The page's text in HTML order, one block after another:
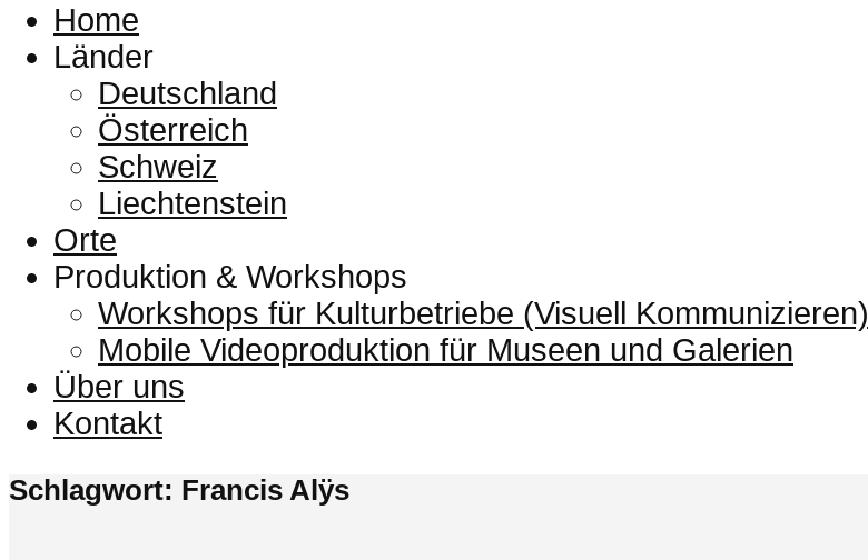
Home
Länder
Deutschland
Österreich
Schweiz
Liechtenstein
Orte
Produktion & Workshops
Workshops für Kulturbetriebe (Visuell Kommunizieren)
Mobile Videoproduktion für Museen und Galerien
Über uns
Kontakt
Schlagwort: Francis Alÿs